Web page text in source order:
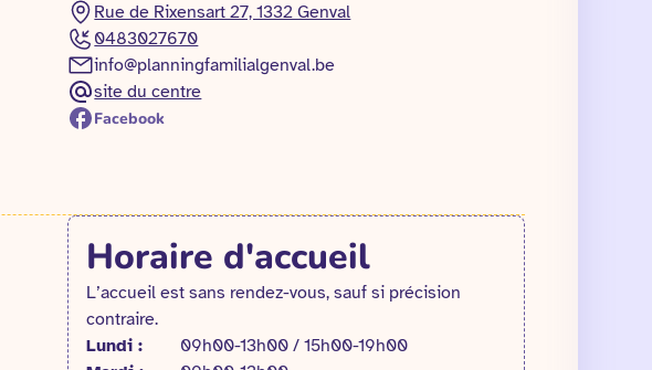
Rue de Rixensart 27, 1332 Genval
0483027670
info@planningfamilialgenval.be
site du centre
Facebook
Horaire d'accueil
L’accueil est sans rendez-vous, sauf si précision
contraire.
Lundi :
09h00-13h00 / 15h00-19h00